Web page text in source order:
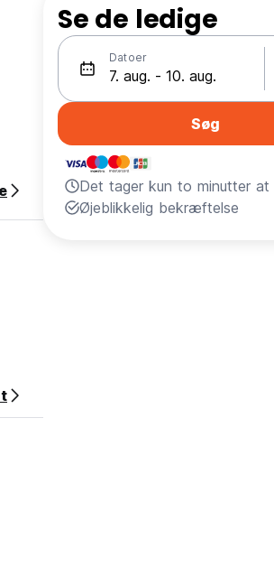
Se de ledige
Datoer
Søg
Det tager kun to minutter
Øjeblikkelig bekræftelse